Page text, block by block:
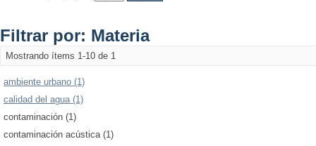
Filtrar por: Materia
Mostrando ítems 1-10 de 1
ambiente urbano (1)
calidad del agua (1)
contaminación (1)
contaminación acústica (1)